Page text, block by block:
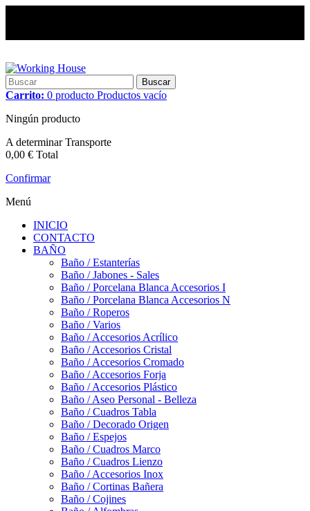
Buscar
Carrito: 0 producto Productos vacío
Ningún producto
A determinarTransporte
0,00 € Total
Confirmar
Menú
INICIO
CONTACTO
BAÑO
Baño / Estanterías
Baño / Jabones - Sales
Baño / Porcelana Blanca Accesorios I
Baño / Porcelana Blanca Accesorios N
Baño / Roperos
Baño / Varios
Baño / Accesorios Acrílico
Baño / Accesorios Cristal
Baño / Accesorios Cromado
Baño / Accesorios Forja
Baño / Accesorios Plástico
Baño / Aseo Personal - Belleza
Baño / Cuadros Tabla
Baño / Decorado Origen
Baño / Espejos
Baño / Cuadros Marco
Baño / Cuadros Lienzo
Baño / Accesorios Inox
Baño / Cortinas Bañera
Baño / Cojines